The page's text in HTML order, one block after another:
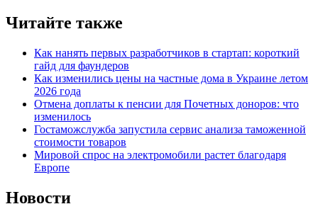
Читайте также
Как нанять первых разработчиков в стартап: короткий
гайд для фаундеров
Как изменились цены на частные дома в Украине летом
2026 года
Отмена доплаты к пенсии для Почетных доноров: что
изменилось
Гостаможслужба запустила сервис анализа таможенной
стоимости товаров
Мировой спрос на электромобили растет благодаря
Европе
Новости